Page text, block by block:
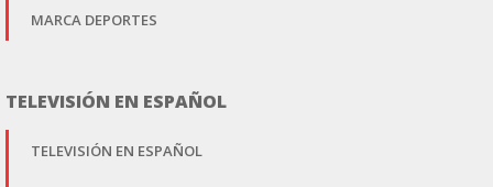
MARCA DEPORTES
TELEVISIÓN EN ESPAÑOL
TELEVISIÓN EN ESPAÑOL